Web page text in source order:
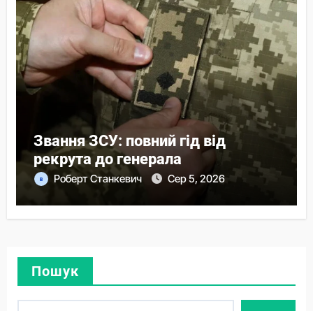
Звання ЗСУ: повний гід від
рекрута до генерала
Роберт Станкевич Сер 5, 2026
Пошук